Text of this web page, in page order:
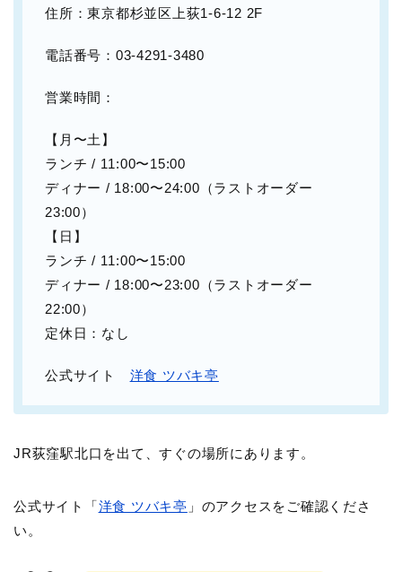
住所：東京都杉並区上荻1-6-12 2F
電話番号：03-4291-3480
営業時間：
【月〜土】
ランチ / 11:00〜15:00
ディナー / 18:00〜24:00（ラストオーダー
23:00）
【日】
ランチ / 11:00〜15:00
ディナー / 18:00〜23:00（ラストオーダー
22:00）
定休日：なし
公式サイト 洋食 ツバキ亭
JR荻窪駅北口を出て、すぐの場所にあります。
公式サイト「洋食 ツバキ亭 」のアクセスをご確認くださ
い。